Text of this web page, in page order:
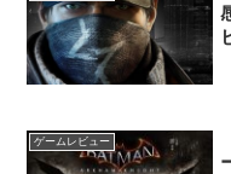
ゲームレビュー